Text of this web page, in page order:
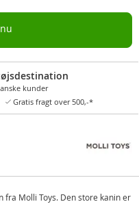
kunder
Gratis fragt over 500,-*
fra Molli Toys. Den store kanin er